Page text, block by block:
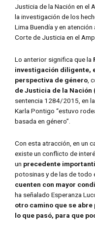
Justicia de la Nación en el
la investigación de los
Lima Buendía y en
Corte de Justicia en el
Lo anterior significa que la
investigación diligente,
perspectiva de género ,
de Justicia de la Nación
sentencia 1284/2015, en
Karla Pontigo “estuvo
basada en género”.
Con esta atracción, en un
existe un conflicto de
un precedente
potosinas y de las de todo
cuenten con mayor
ha señalado Esperanza
otro camino que se
lo que pasó, para que